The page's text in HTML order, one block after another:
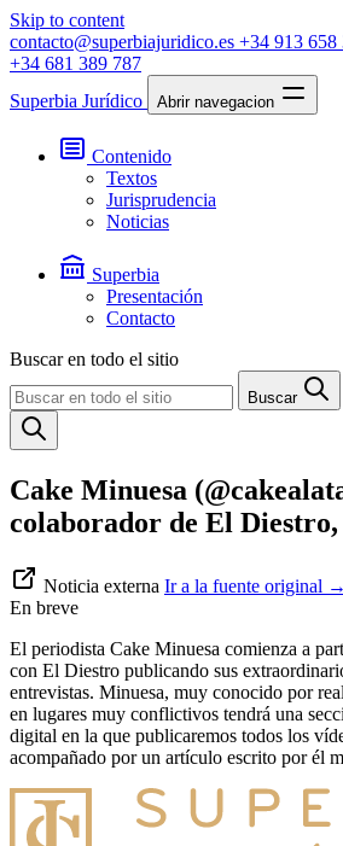
Skip to content
contacto@superbiajuridico.es +34 913 658
+34 681 389 787
Superbia Jurídico
Abrir navegacion
Contenido
Textos
Jurisprudencia
Noticias
Superbia
Presentación
Contacto
Buscar en todo el sitio
Buscar
Cake Minuesa
colaborador de El Diestro,
Noticia externa Ir a la fuente original →
En breve
El periodista Cake Minuesa comienza a
con El Diestro publicando sus
entrevistas. Minuesa, muy conocido por
en lugares muy conflictivos tendrá una
digital en la que publicaremos todos los
acompañado por un artículo escrito por él